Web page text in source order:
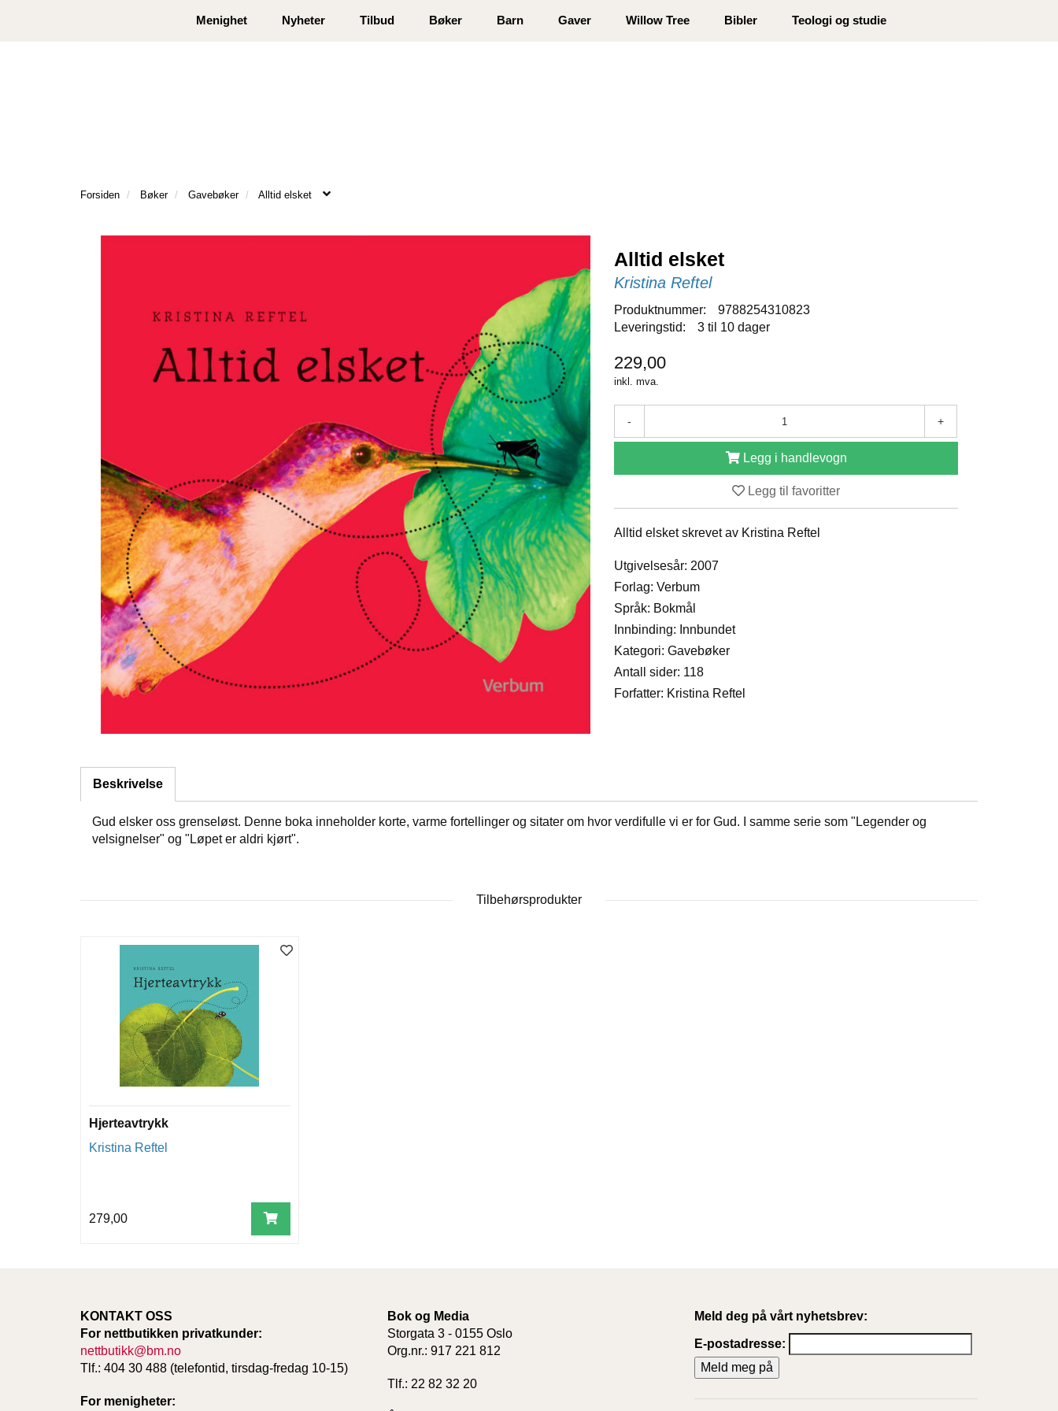
Åpningstider Logg inn eller registrer deg Min side Infosenter
Menighet Nyheter Tilbud Bøker Barn Gaver Willow Tree Bibler Teologi og studie
Forsiden Bøker Gavebøker Alltid elsket
Alltid elsket
Kristina Reftel
Produktnummer:
9788254310823
Leveringstid:
3 til 10 dager
229,00
inkl. mva.
- +
Legg i handlevogn
Legg til favoritter
Alltid elsket skrevet av Kristina Reftel
Utgivelsesår: 2007
Forlag: Verbum
Språk: Bokmål
Innbinding: Innbundet
Kategori: Gavebøker
Antall sider: 118
Forfatter: Kristina Reftel
Beskrivelse
Gud elsker oss grenseløst. Denne boka inneholder korte, varme fortellinger og sitater om hvor verdifulle vi er for Gud. I samme serie som "Legender og
velsignelser" og "Løpet er aldri kjørt".
Tilbehørsprodukter
Hjerteavtrykk
Kristina Reftel
279,00
KONTAKT OSS
For nettbutikken privatkunder:
nettbutikk@bm.no
Tlf.: 404 30 488 (telefontid, tirsdag-fredag 10-15)
For menigheter:
Bok og Media
Storgata 3 - 0155 Oslo
Org.nr.: 917 221 812
Tlf.: 22 82 32 20
Meld deg på vårt nyhetsbrev:
E-postadresse: